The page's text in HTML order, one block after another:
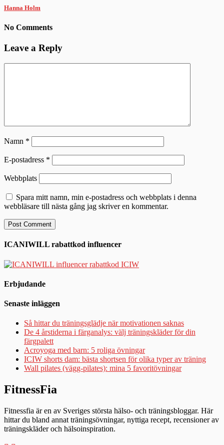
Hanna Holm
No Comments
Leave a Reply
Namn *
E-postadress *
Webbplats
Spara mitt namn, min e-postadress och webbplats i denna
webbläsare till nästa gång jag skriver en kommentar.
ICANIWILL rabattkod influencer
Erbjudande
Senaste inläggen
Så hittar du träningsglädje när motivationen saknas
De 4 årstiderna i färganalys: välj träningskläder för din
färgpalett
Acroyoga med barn: 5 roliga övningar
ICIW shorts dam: bästa shortsen för olika typer av träning
Wall pilates (vägg-pilates): mina 5 favoritövningar
FitnessFia
Fitnessfia är en av Sveriges största hälso- och träningsbloggar. Här
hittar du bland annat träningsövningar, nyttiga recept, recensioner av
träningskläder och hälsoinspiration.